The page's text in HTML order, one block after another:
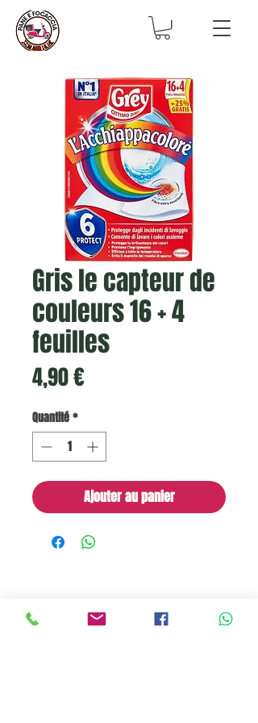
Gris le capteur de
couleurs 16 + 4
feuilles
4,90 €Prix
Quantité*
Ajouter au panier